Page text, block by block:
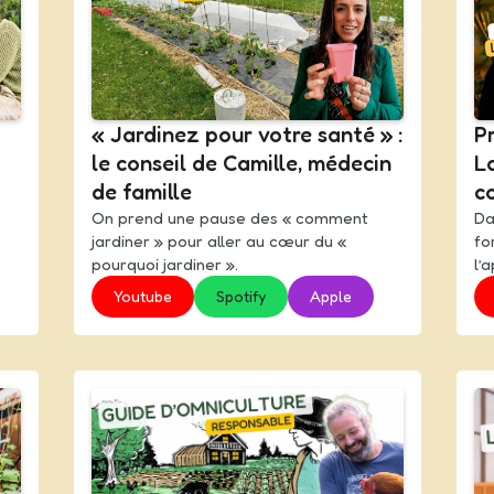
« Jardinez pour votre santé » :
le conseil de Camille, médecin
de famille
On prend une pause des « comment
jardiner » pour aller au cœur du «
pourquoi jardiner ».
Youtube Spotify Apple